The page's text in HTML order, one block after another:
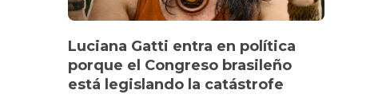
Luciana Gatti entra en política
porque el Congreso brasileño
está legislando la catástrofe